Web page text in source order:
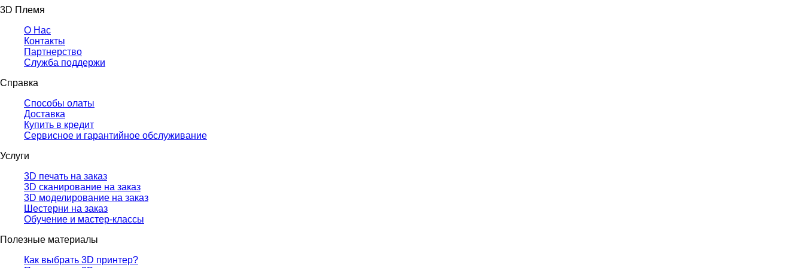
3D Племя
О Нас
Контакты
Партнерcтво
Служба поддержи
Справка
Способы олаты
Доставка
Купить в кредит
Сервисное и гарантийное обслуживание
Услуги
3D печать на заказ
3D сканирование на заказ
3D моделирование на заказ
Шестерни на заказ
Обучение и мастер-классы
Полезные материалы
Как выбрать 3D принтер?